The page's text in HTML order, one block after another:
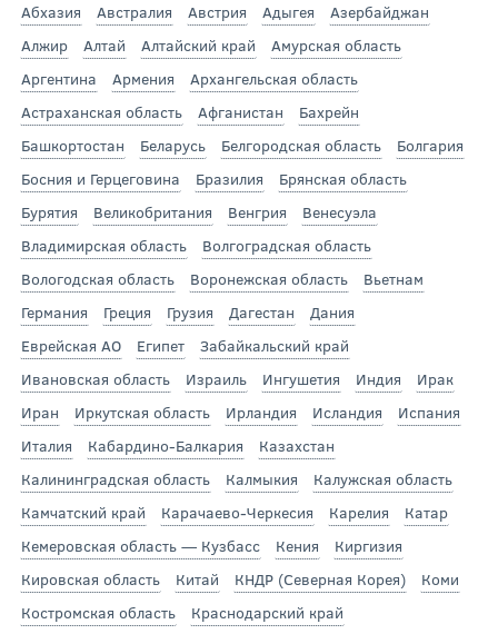
Абхазия Австралия Австрия Адыгея
Азербайджан
Алжир
Алтай Алтайский край
Амурская область
Аргентина
Армения
Архангельская область
Астраханская область
Афганистан
Бахрейн
Башкортостан
Беларусь Белгородская область
Болгария
Босния и Герцеговина
Бразилия
Брянская область
Бурятия
Великобритания Венгрия
Венесуэла
Владимирская область
Волгоградская область
Вологодская область
Воронежская область
Вьетнам
Германия
Греция Грузия Дагестан
Дания
Еврейская АО
Египет
Забайкальский край
Ивановская область
Израиль Ингушетия Индия
Ирак
Иран
Иркутская область Ирландия Исландия
Испания
Италия
Кабардино-Балкария
Казахстан
Калининградская область
Калмыкия
Калужская область
Камчатский край
Карачаево-Черкесия Карелия
Катар
Кемеровская область — Кузбасс
Кения
Киргизия
Кировская область
Китай КНДР (Северная Корея)
Коми
Костромская область
Краснодарский край